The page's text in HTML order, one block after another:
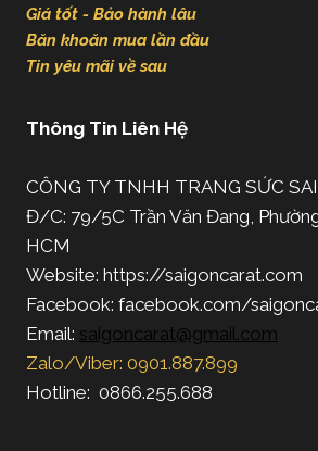
Giá tốt - Bảo hành lâu
Băn khoăn mua lần đầu
Tin yêu mãi về sau
Thông Tin Liên Hệ
CÔNG TY TNHH TRANG SỨC
Đ/C: 79/5C Trần Văn Đang,
HCM
Website: https://saigoncarat.com
Facebook: facebook.com/
Email: saigoncarat@gmail.com
Zalo/Viber: 0901.887.899
Hotline: 0866.255.688